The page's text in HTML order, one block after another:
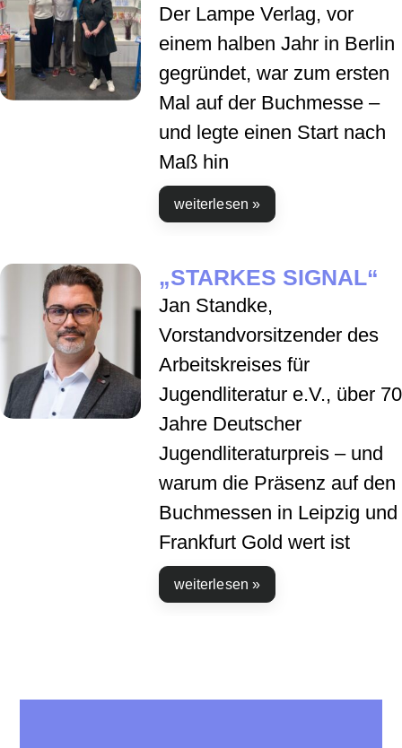
Der Lampe Verlag, vor
einem halben Jahr in Berlin
gegründet, war zum ersten
Mal auf der Buchmesse –
und legte einen Start nach
Maß hin
weiterlesen »
„STARKES SIGNAL“
Jan Standke,
Vorstandvorsitzender des
Arbeitskreises für
Jugendliteratur e.V., über 70
Jahre Deutscher
Jugendliteraturpreis – und
warum die Präsenz auf den
Buchmessen in Leipzig und
Frankfurt Gold wert ist
weiterlesen »